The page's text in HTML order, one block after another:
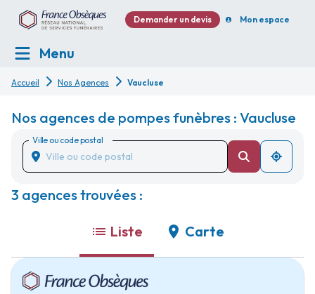
Demander un devis Mon espace
Menu
Accueil Nos Agences Vaucluse
Nos agences de pompes funèbres : Vaucluse
Ville ou code postal
3 agences trouvées :
Liste Carte